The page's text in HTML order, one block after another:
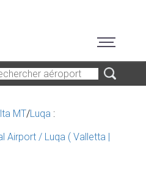
MT/Luqa :
Airport / Luqa ( Valletta |